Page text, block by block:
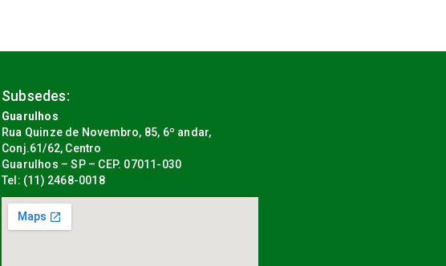
Subsedes:
Guarulhos
Rua Quinze de Novembro, 85, 6º andar,
Conj.61/62, Centro
Guarulhos – SP – CEP. 07011-030
Tel: (11) 2468-0018